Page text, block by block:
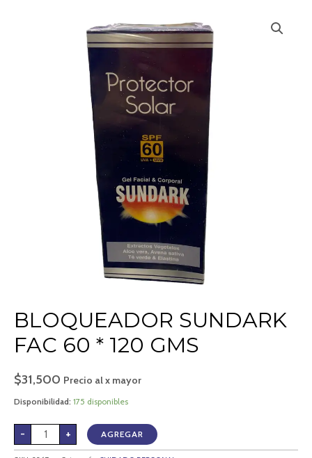
BLOQUEADOR SUNDARK
FAC 60 * 120 GMS
$31,500 Precio al x mayor
Disponibilidad: 175 disponibles
- + AGREGAR